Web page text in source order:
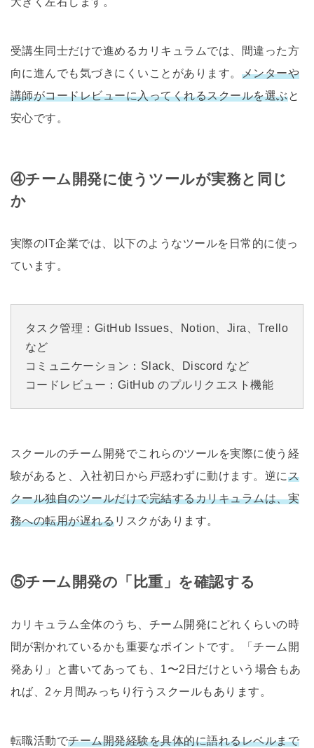
受講生同士だけで進めるカリキュラムでは、間違った方
向に進んでも気づきにくいことがあります。 メンターや
講師がコードレビューに入ってくれるスクールを選ぶと
安心です。
④チーム開発に使うツールが実務と同じ
か
実際のIT企業では、以下のようなツールを日常的に使っ
ています。
タスク管理：GitHub Issues、Notion、Jira、Trello
など
コミュニケーション：Slack、Discord など
コードレビュー：GitHub のプルリクエスト機能
スクールのチーム開発でこれらのツールを実際に使う経
験があると、入社初日から戸惑わずに動けます。逆にス
クール独自のツールだけで完結するカリキュラムは、実
務への転用が遅れるリスクがあります。
⑤チーム開発の「比重」を確認する
カリキュラム全体のうち、チーム開発にどれくらいの時
間が割かれているかも重要なポイントです。「チーム開
発あり」と書いてあっても、1〜2日だけという場合もあ
れば、2ヶ月間みっちり行うスクールもあります。
転職活動でチーム開発経験を具体的に語れるレベルまで